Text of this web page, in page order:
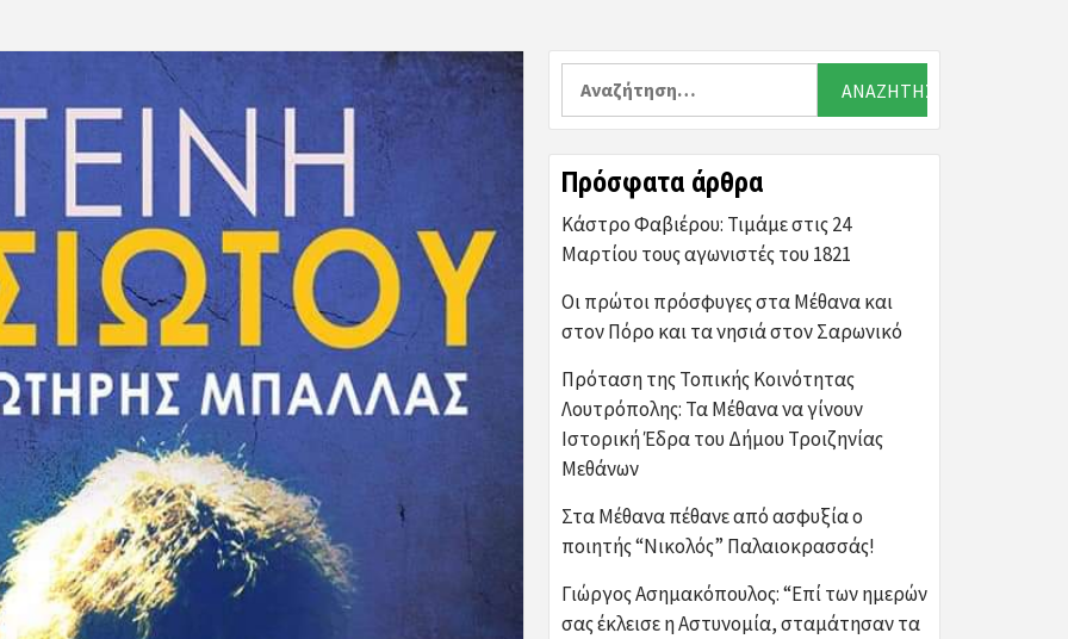
Αναζήτηση
Πρόσφατα άρθρα
Κάστρο Φαβιέρου: Τιμάμε στις 24
Μαρτίου τους αγωνιστές του 1821
Οι πρώτοι πρόσφυγες στα Μέθανα και
στον Πόρο και τα νησιά στον Σαρωνικό
Πρόταση της Τοπικής Κοινότητας
Λουτρόπολης: Τα Μέθανα να γίνουν
Ιστορική Έδρα του Δήμου Τροιζηνίας
Μεθάνων
Στα Μέθανα πέθανε από ασφυξία ο
ποιητής “Νικολός” Παλαιοκρασσάς!
Γιώργος Ασημακόπουλος: “Επί των ημερών
σας έκλεισε η Αστυνομία, σταμάτησαν τα